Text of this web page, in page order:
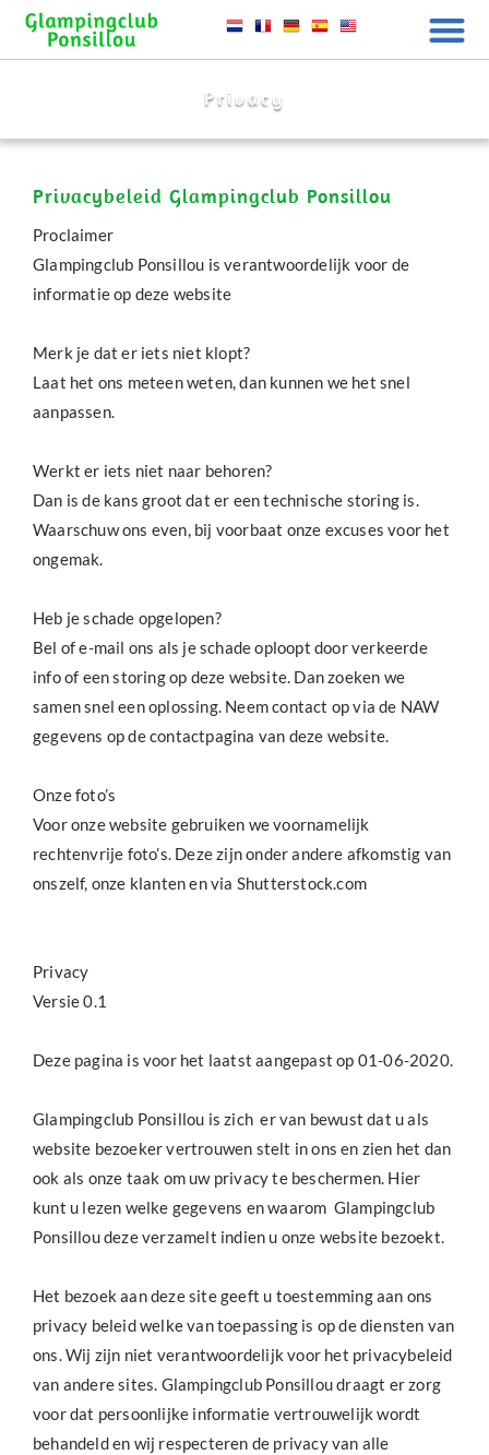
Privacy
Privacybeleid Glampingclub Ponsillou
Proclaimer
Glampingclub Ponsillou is verantwoordelijk voor de
informatie op deze website
Merk je dat er iets niet klopt?
Laat het ons meteen weten, dan kunnen we het snel
aanpassen.
Werkt er iets niet naar behoren?
Dan is de kans groot dat er een technische storing is.
Waarschuw ons even, bij voorbaat onze excuses voor het
ongemak.
Heb je schade opgelopen?
Bel of e-mail ons als je schade oploopt door verkeerde
info of een storing op deze website. Dan zoeken we
samen snel een oplossing. Neem contact op via de NAW
gegevens op de contactpagina van deze website.
Onze foto’s
Voor onze website gebruiken we voornamelijk
rechtenvrije foto’s. Deze zijn onder andere afkomstig van
onszelf, onze klanten en via Shutterstock.com
Privacy
Versie 0.1
Deze pagina is voor het laatst aangepast op 01-06-2020.
Glampingclub Ponsillou is zich er van bewust dat u als
website bezoeker vertrouwen stelt in ons en zien het dan
ook als onze taak om uw privacy te beschermen. Hier
kunt u lezen welke gegevens en waarom Glampingclub
Ponsillou deze verzamelt indien u onze website bezoekt.
Het bezoek aan deze site geeft u toestemming aan ons
privacy beleid welke van toepassing is op de diensten van
ons. Wij zijn niet verantwoordelijk voor het privacybeleid
van andere sites. Glampingclub Ponsillou draagt er zorg
voor dat persoonlijke informatie vertrouwelijk wordt
behandeld en wij respecteren de privacy van alle